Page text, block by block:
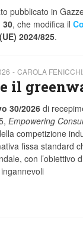
pubblicato in
30, che modifica il
2024/825.
CAROLA
il
30/2026di
Empowering
competizione
fissa standard
con l’obiettivo